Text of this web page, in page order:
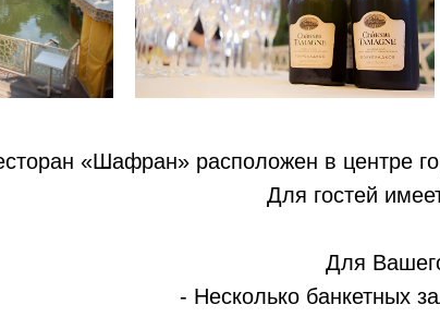
«Шафран» расположен в центре
Для гостей
Для
- Несколько банкетных